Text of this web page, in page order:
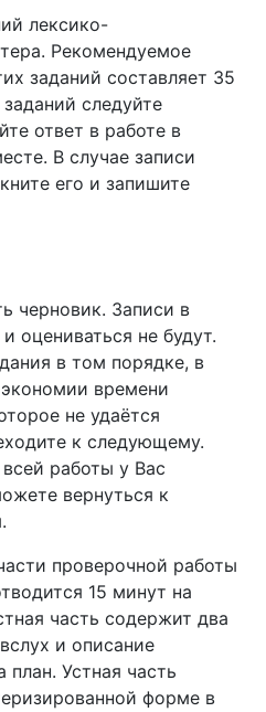
лексико-
Рекомендуемое
заданий составляет 35
следуйте
ответ в работе в
В случае записи
его и запишите
черновик. Записи в
оцениваться не будут.
в том порядке, в
времени
не удаётся
к следующему.
работы у Вас
вернуться к
проверочной работы
15 минут на
часть содержит два
и описание
Устная часть
форме в